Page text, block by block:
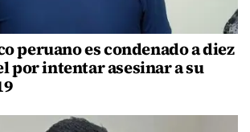
peruano es condenado a diez
por intentar asesinar a su